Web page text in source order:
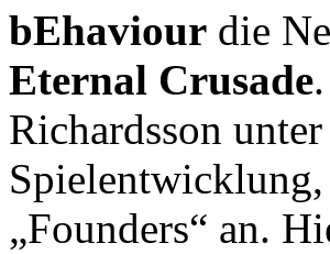
bEhaviour die
Eternal Crusade
Richardsson
Spielentwicklung,
„Founders“ an.